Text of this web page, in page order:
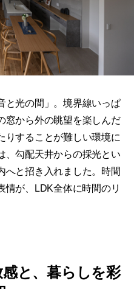
と光の間」。境界線いっぱ
窓から外の眺望を楽しんだ
りすることが難しい環境に
、勾配天井からの採光とい
へと招き入れました。時間
情が、LDK全体に時間のリ
と、暮らしを彩